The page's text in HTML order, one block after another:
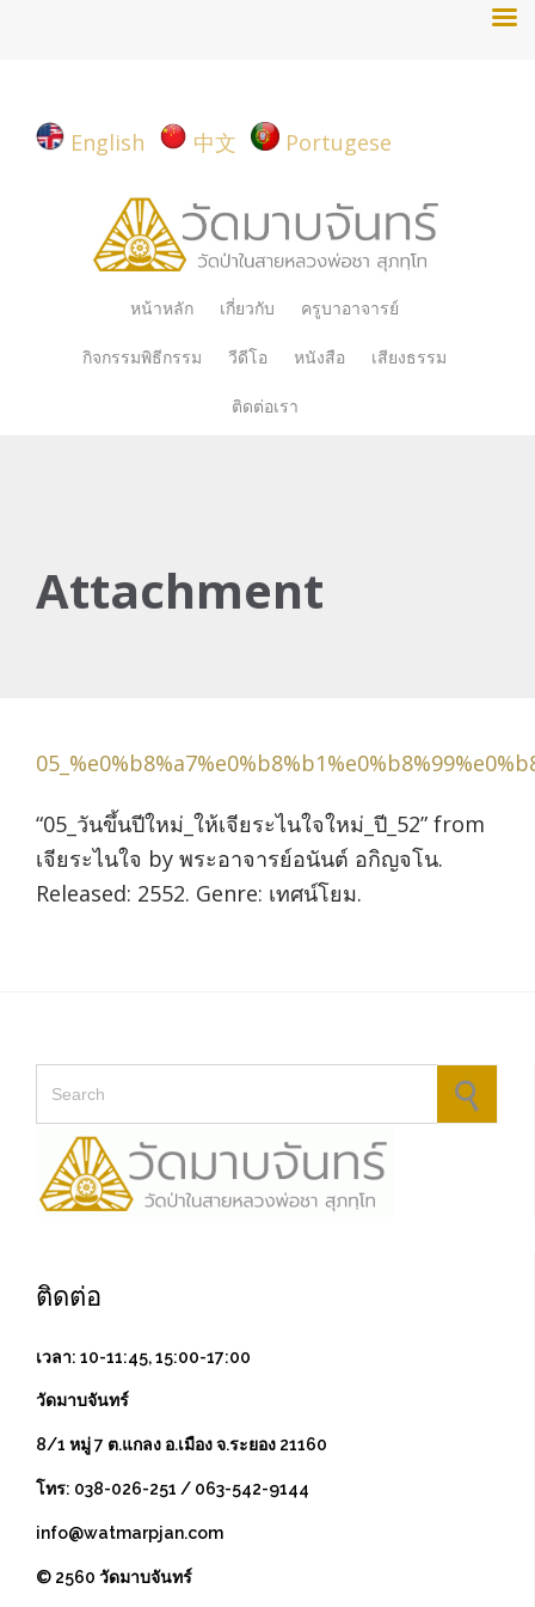
English 中文 Portugese
Skip
content
หน้าหลัก เกี่ยวกับ ครูบาอาจารย์
กิจกรรมพิธีกรรม วีดีโอ หนังสือ เสียงธรรม
ติดต่อเรา
Attachment
“05_วันขึ้นปีใหม่_ให้เจียระไนใจใหม่_ปี_52” from
เจียระไนใจ by พระอาจารย์อนันต์ อกิญจโน.
Released: 2552. Genre: เทศน์โยม.
ติดต่อ
เวลา: 10-11:45, 15:00-17:00
วัดมาบจันทร์
8/1 หมู่ 7 ต.แกลง อ.เมือง จ.ระยอง 21160
โทร: 038-026-251 / 063-542-9144
info@watmarpjan.com
© 2560 วัดมาบจันทร์